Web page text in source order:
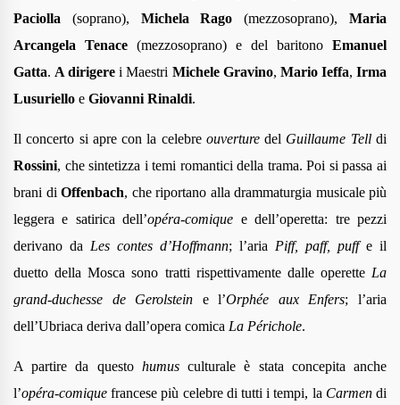
Paciolla (soprano), Michela Rago (mezzosoprano),Maria
Arcangela Tenace (mezzosoprano) e del baritono Emanuel
Gatta. A dirigere i Maestri Michele Gravino, Mario Ieffa,Irma
Lusuriello e Giovanni Rinaldi.
Il concerto si apre con la celebre ouverturedel Guillaume Telldi
Rossini, che sintetizza i temi romantici della trama. Poi si passa ai
brani di Offenbach, che riportano alla drammaturgia musicale più
leggera e satirica dell’opéra-comique e dell’operetta: tre pezzi
derivano da Les contes d’Hoffmann; l’aria Piff, paff, puff e il
duetto della Mosca sono tratti rispettivamente dalle operette La
grand-duchesse de Gerolstein e l’Orphée aux Enfers; l’aria
dell’Ubriaca deriva dall’opera comica La Périchole.
A partire da questo humusculturale è stata concepita anche
l’opéra-comique francese più celebre di tutti i tempi, la Carmendi